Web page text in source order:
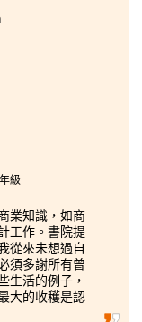
級
業知識，如商
工作。書院提
從來未想過自
須多謝所有曾
生活的例子，
大的收穫是認